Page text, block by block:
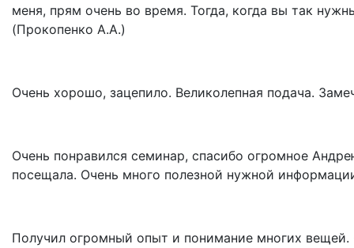
меня, прям очень во время. Тогда, когда вы так
(Прокопенко А.А.)
Очень хорошо, зацепило. Великолепная подача.
Очень понравился семинар, спасибо огромное
посещала. Очень много полезной нужной
Получил огромный опыт и понимание многих вещей.